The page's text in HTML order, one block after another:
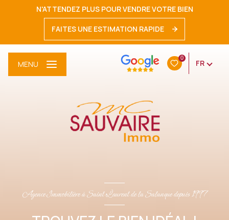
N'ATTENDEZ PLUS POUR VENDRE VOTRE BIEN
FAITES UNE ESTIMATION RAPIDE
0
FR
MENU
Agence Immobilière à Saint Laurent de la Salanque depuis 1997